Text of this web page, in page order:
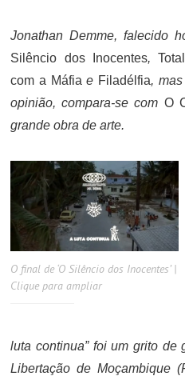
Jonathan Demme, falecido
Silêncio dos Inocentes,
com a Máfia e Filadélfia,
opinião, compara-se com O
grande obra de arte.
O final de ‘O Silêncio dos Inocentes’ |
Clique para ampliar
luta continua” foi um grito de
Libertação de Moçambique